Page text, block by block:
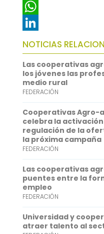
c
e
b
o
o
k
w
t
t
e
r
E
m
a
i
l
W
h
a
t
s
A
p
p
L
i
n
k
e
d
I
n
NOTICIAS
Las cooperativas
los jóvenes las
medio rural
FEDERACIÓN
Cooperativas Agro-
celebra la
regulación de la
la próxima campaña
FEDERACIÓN
Las cooperativas
puentes entre la
empleo
FEDERACIÓN
Universidad y
atraer talento al